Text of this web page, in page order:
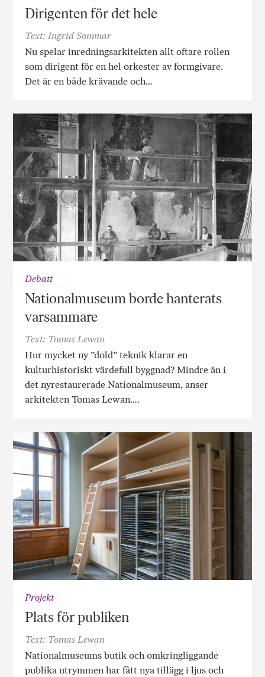
Dirigenten för det hele
Text: Ingrid Sommar
Nu spelar inredningsarkitekten allt oftare rollen
som dirigent för en hel orkester av formgivare.
Det är en både krävande och…
Debatt
Nationalmuseum borde hanterats
varsammare
Text: Tomas Lewan
Hur mycket ny ”dold” teknik klarar en
kulturhistoriskt värdefull byggnad? Mindre än i
det nyrestaurerade Nationalmuseum, anser
arkitekten Tomas Lewan….
Projekt
Plats för publiken
Text: Tomas Lewan
Nationalmuseums butik och omkringliggande
publika utrymmen har fått nya tillägg i ljus och